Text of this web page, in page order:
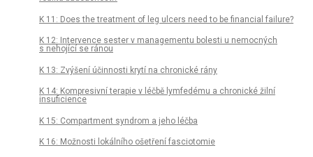
K 11: Does the treatment of leg ulcers need to be financial failure?
K 12: Intervence sester v managementu bolesti u nemocných
s nehojící se ránou
K 13: Zvýšení účinnosti krytí na chronické rány
K 14: Kompresivní terapie v léčbě lymfedému a chronické žilní
insuficience
K 15: Compartment syndrom a jeho léčba
K 16: Možnosti lokálního ošetření fasciotomie